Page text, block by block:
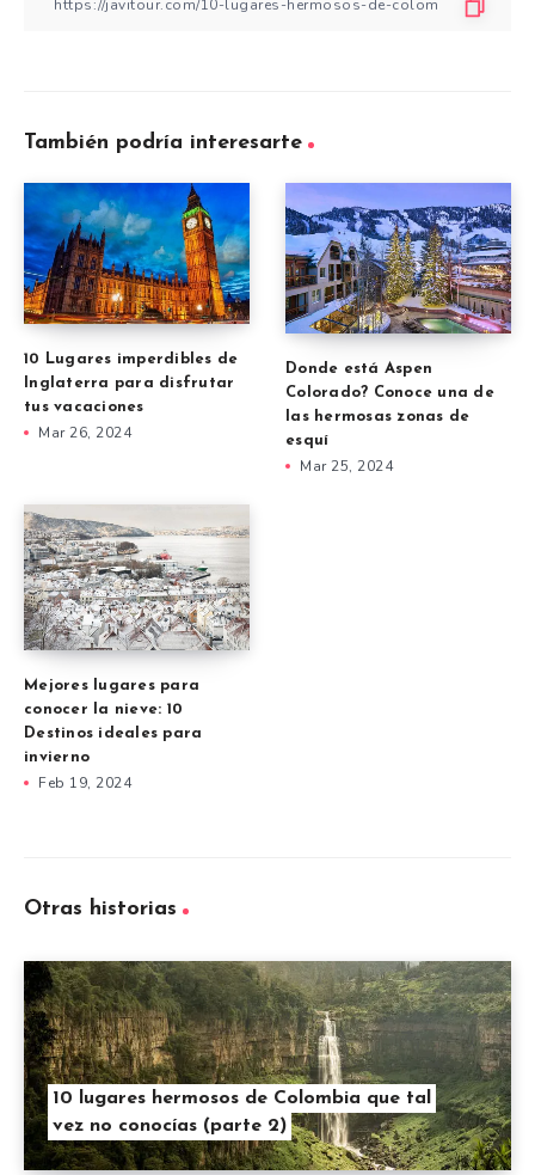
También podría interesarte
10 Lugares imperdibles de
Inglaterra para disfrutar
tus vacaciones
Mar 26, 2024
Donde está Aspen
Colorado? Conoce una de
las hermosas zonas de
esquí
Mar 25, 2024
Mejores lugares para
conocer la nieve: 10
Destinos ideales para
invierno
Feb 19, 2024
Otras historias
10 lugares hermosos de Colombia que tal
vez no conocías (parte 2)